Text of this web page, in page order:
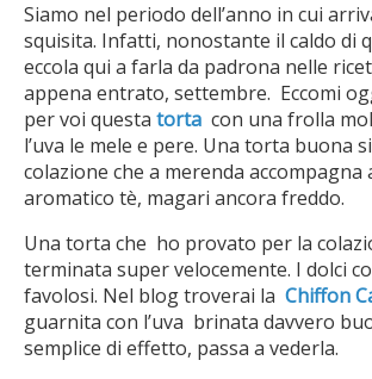
Siamo nel periodo dell’anno in cui
squisita. Infatti, nonostante il caldo di
eccola qui a farla da padrona nelle
appena entrato, settembre. Eccomi
per voi questa torta con una frolla
l’uva le mele e pere. Una torta buona
colazione che a merenda accompagna
aromatico tè, magari ancora freddo.
Una torta che ho provato per la
terminata super velocemente. I dolci
favolosi. Nel blog troverai la Chiffon
guarnita con l’uva brinata davvero
semplice di effetto, passa a vederla.